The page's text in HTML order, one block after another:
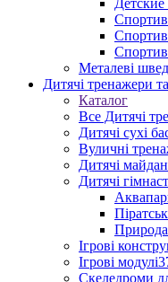
Металеві
Дитячі тренажери
Каталог
Все Дитячі
Дитячі сухі
Вуличні
Дитячі
Дитячі
Природа
Ігрові
Ігрові модулі
Скеледроми